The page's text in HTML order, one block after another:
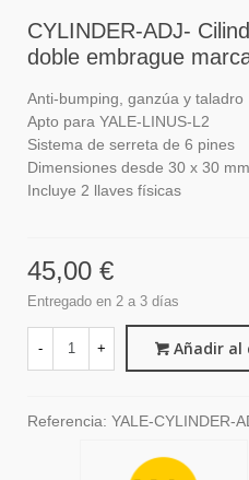
CYLINDER-ADJ-
doble embrague
Anti-bumping, ganzúa y taladro
Apto para YALE-LINUS-L2
Sistema de serreta de 6 pines
Dimensiones desde 30 x 30
Incluye 2 llaves físicas
45,00 €
Entregado en 2 a 3 días
- + Añadir al
Referencia: YALE-CYLINDER-